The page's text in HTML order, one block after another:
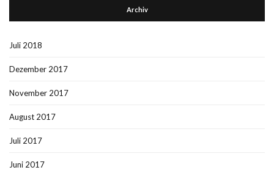
Archiv
Juli 2018
Dezember 2017
November 2017
August 2017
Juli 2017
Juni 2017